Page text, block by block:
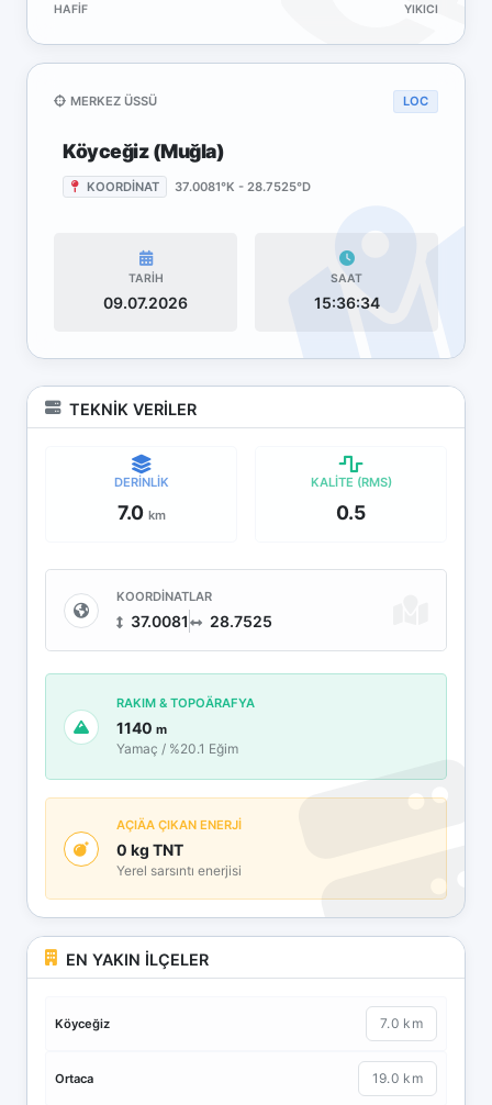
HAFIF YIKICI
MERKEZ ÜSSÜ LOC
Köyceğiz (Muğla)
KOORDİNAT 37.0081°K - 28.7525°D
TARİH
09.07.2026
SAAT
15:36:34
TEKNİK VERİLER
DERİNLİK
7.0 km
KALİTE (RMS)
0.5
KOORDİNATLAR
37.0081 28.7525
RAKIM & TOPOÄRAFYA
1140 m
Yamaç / %20.1 Eğim
AÇIÄA ÇIKAN ENERJİ
0 kg TNT
Yerel sarsıntı enerjisi
EN YAKIN İLÇELER
Köyceğiz 7.0 km
Ortaca 19.0 km